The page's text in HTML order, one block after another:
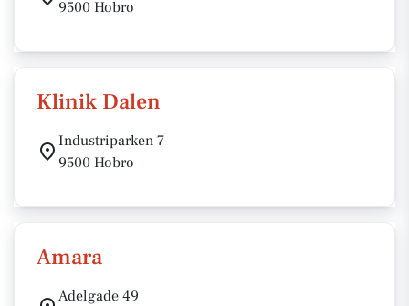
9500 Hobro
Klinik Dalen
Industriparken 7
9500 Hobro
Amara
Adelgade 49